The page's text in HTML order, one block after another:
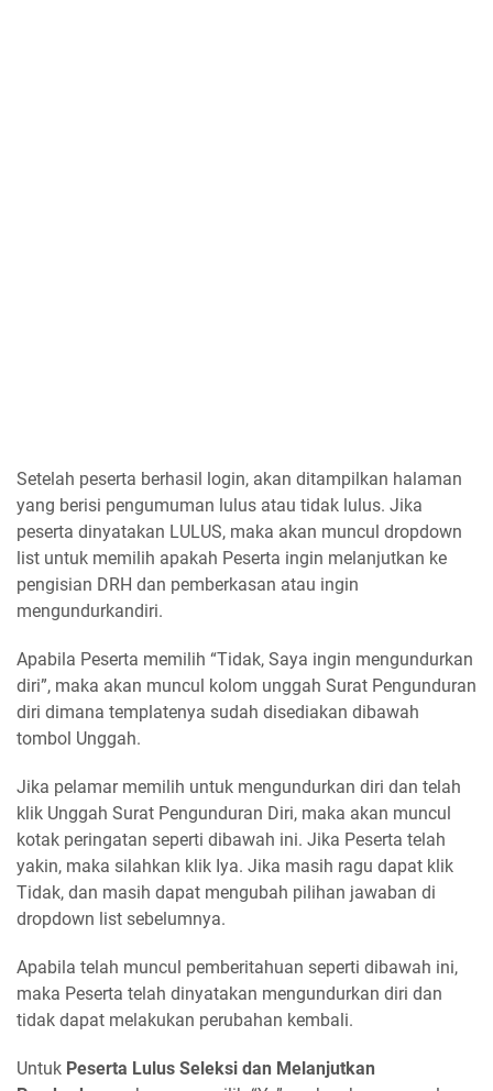
Setelah peserta berhasil login, akan ditampilkan halaman
yang berisi pengumuman lulus atau tidak lulus. Jika
peserta dinyatakan LULUS, maka akan muncul dropdown
list untuk memilih apakah Peserta ingin melanjutkan ke
pengisian DRH dan pemberkasan atau ingin
mengundurkandiri.
Apabila Peserta memilih “Tidak, Saya ingin mengundurkan
diri”, maka akan muncul kolom unggah Surat Pengunduran
diri dimana templatenya sudah disediakan dibawah
tombol Unggah.
Jika pelamar memilih untuk mengundurkan diri dan telah
klik Unggah Surat Pengunduran Diri, maka akan muncul
kotak peringatan seperti dibawah ini. Jika Peserta telah
yakin, maka silahkan klik Iya. Jika masih ragu dapat klik
Tidak, dan masih dapat mengubah pilihan jawaban di
dropdown list sebelumnya.
Apabila telah muncul pemberitahuan seperti dibawah ini,
maka Peserta telah dinyatakan mengundurkan diri dan
tidak dapat melakukan perubahan kembali.
Untuk Peserta Lulus Seleksi dan Melanjutkan